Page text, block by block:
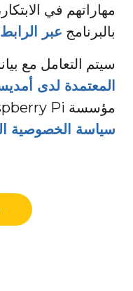
مهاراتهم في
بالبرنامجعبر الرابط
سيتم التعامل مع
المعتمدة لدى
مؤسسة Raspberry Pi ومعالجتها بما يتوافق مع
سياسة الخصوصية